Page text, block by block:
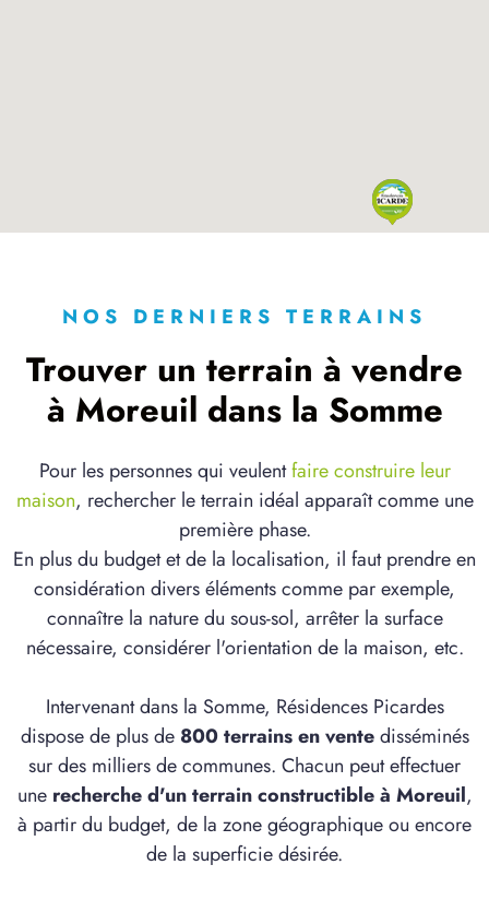
NOS DERNIERS TERRAINS
Trouver un terrain à vendre
à Moreuil dans la Somme
Pour les personnes qui veulentfaire construire leur
maison, rechercher le terrain idéal apparaît comme une
première phase.
En plus du budget et de la localisation, il faut prendre en
considération divers éléments comme par exemple,
connaître la nature du sous-sol, arrêter la surface
nécessaire, considérer l'orientation de la maison, etc.
Intervenant dans la Somme, Résidences Picardes
dispose de plus de 800 terrains en ventedisséminés
sur des milliers de communes. Chacun peut effectuer
une recherche d'un terrain constructible à Moreuil,
à partir du budget, de la zone géographique ou encore
de la superficie désirée.